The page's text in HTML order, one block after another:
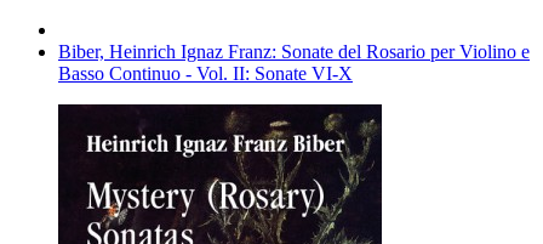
Biber, Heinrich Ignaz Franz: Sonate del Rosario per Violino e
Basso Continuo - Vol. II: Sonate VI-X